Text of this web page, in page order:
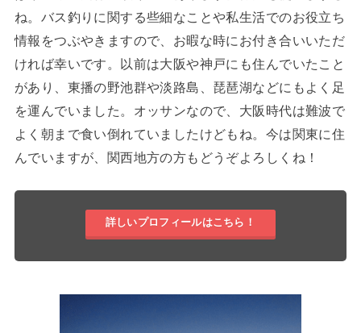
ね。バス釣りに関する些細なことや私生活でのお役立ち
情報をつぶやきますので、お暇な時にお付き合いいただ
ければ幸いです。以前は大阪や神戸にも住んでいたこと
があり、東播の野池群や淡路島、琵琶湖などにもよく足
を運んでいました。オッサンなので、大阪時代は難波で
よく朝まで食い倒れていましたけどもね。今は関東に住
んでいますが、関西地方の方もどうぞよろしくね！
詳しいプロフィールはこちら！